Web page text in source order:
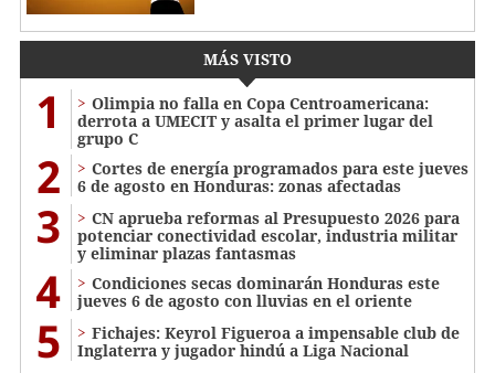
MÁS VISTO
1
Olimpia no falla en Copa Centroamericana:
derrota a UMECIT y asalta el primer lugar del
grupo C
2
Cortes de energía programados para este jueves
6 de agosto en Honduras: zonas afectadas
3
CN aprueba reformas al Presupuesto 2026 para
potenciar conectividad escolar, industria militar
y eliminar plazas fantasmas
4
Condiciones secas dominarán Honduras este
jueves 6 de agosto con lluvias en el oriente
5
Fichajes: Keyrol Figueroa a impensable club de
Inglaterra y jugador hindú a Liga Nacional